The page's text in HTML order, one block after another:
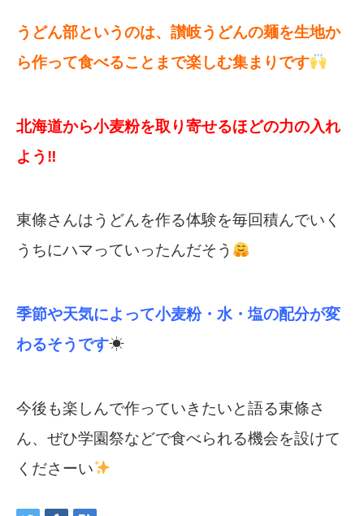
うどん部というのは、讃岐うどんの麺を生地か
ら作って食べることまで楽しむ集まりです
北海道から小麦粉を取り寄せるほどの力の入れ
よう‼
東條さんはうどんを作る体験を毎回積んでいく
うちにハマっていったんだそう
季節や天気によって小麦粉・水・塩の配分が変
わるそうです☀
今後も楽しんで作っていきたいと語る東條さ
ん、ぜひ学園祭などで食べられる機会を設けて
くださーい